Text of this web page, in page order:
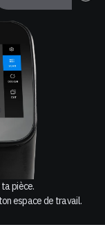
pièce.
espace de travail.